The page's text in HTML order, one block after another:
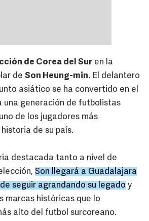
de Corea del Sur en la
de Son Heung-min. El delantero
asiático se ha convertido en el
generación de futbolistas
de los jugadores más
de su país.
destacada tanto a nivel de
Son llegará a Guadalajara
seguir agrandando su legado y
marcas históricas que lo
alto del futbol surcoreano.